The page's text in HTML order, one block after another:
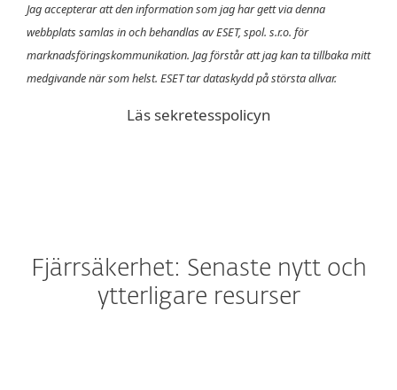
Jag accepterar att den information som jag har gett via denna
webbplats samlas in och behandlas av ESET, spol. s.r.o. för
marknadsföringskommunikation. Jag förstår att jag kan ta tillbaka mitt
medgivande när som helst. ESET tar dataskydd på största allvar.
Läs sekretesspolicyn
Fjärrsäkerhet: Senaste nytt och
ytterligare resurser